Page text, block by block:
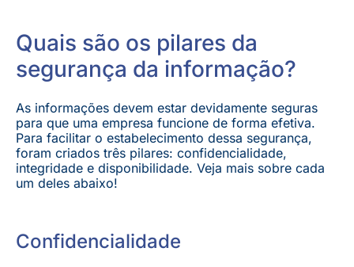
Quais são os pilares da
segurança da informação?
As informações devem estar devidamente seguras
para que uma empresa funcione de forma efetiva.
Para facilitar o estabelecimento dessa segurança,
foram criados três pilares: confidencialidade,
integridade e disponibilidade. Veja mais sobre cada
um deles abaixo!
Confidencialidade